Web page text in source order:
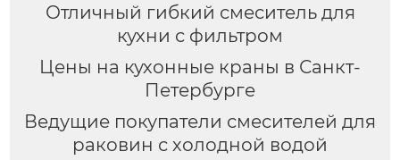
Отличный гибкий смеситель для
кухни с фильтром
Цены на кухонные краны в Санкт-
Петербурге
Ведущие покупатели смесителей для
раковин с холодной водой